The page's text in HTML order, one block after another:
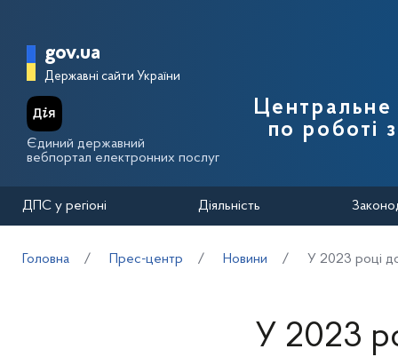
Головна сторінка Державної
gov.ua
Державні сайти України
Єдиний державний
вебпортал електронних послуг
Центральне
по роботі
ДПС у регіоні Діяльність
Головна Прес-центр Новини У 2023 році
У 2023